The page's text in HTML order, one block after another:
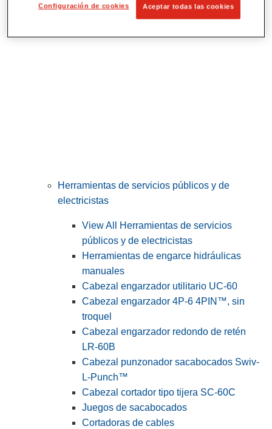
Corte y preparación de tubos
Herramientas de servicios públicos y de
electricistas
View All Herramientas de servicios
públicos y de electricistas
Herramientas de engarce hidráulicas
manuales
Cabezal engarzador utilitario UC-60
Cabezal engarzador 4P-6 4PIN™, sin
troquel
Cabezal engarzador redondo de retén
LR-60B
Cabezal punzonador sacabocados Swiv-
L-Punch™
Cabezal cortador tipo tijera SC-60C
Juegos de sacabocados
Cortadoras de cables
Configuración de cookies Aceptar todas las cookies